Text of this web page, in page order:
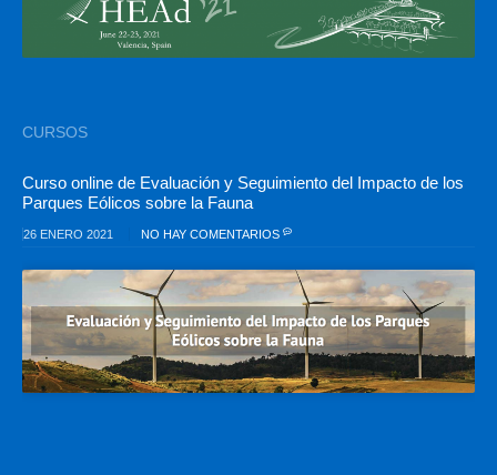
CURSOS
Curso online de Evaluación y Seguimiento del Impacto de los
Parques Eólicos sobre la Fauna
26 ENERO 2021 NO HAY COMENTARIOS